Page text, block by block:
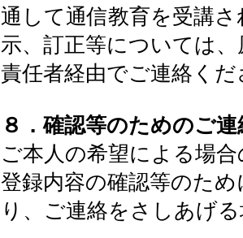
通して通信教育を受講
示、訂正等については
責任者経由でご連絡くだ
８．確認等のためのご連
ご本人の希望による場
登録内容の確認等のた
り、ご連絡をさしあげ